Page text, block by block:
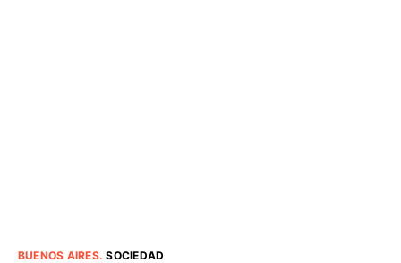
BUENOS AIRES.SOCIEDAD